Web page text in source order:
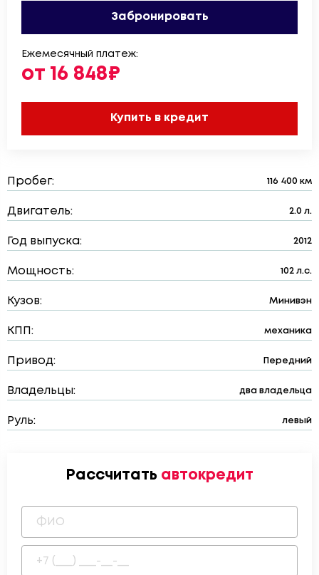
Забронировать
Ежемесячный платеж:
от 16 848₽
Купить в кредит
Пробег: 116 400 км
Двигатель: 2.0 л.
Год выпуска: 2012
Мощность: 102 л.с.
Кузов: Минивэн
КПП: механика
Привод: Передний
Владельцы: два владельца
Руль: левый
Рассчитать автокредит